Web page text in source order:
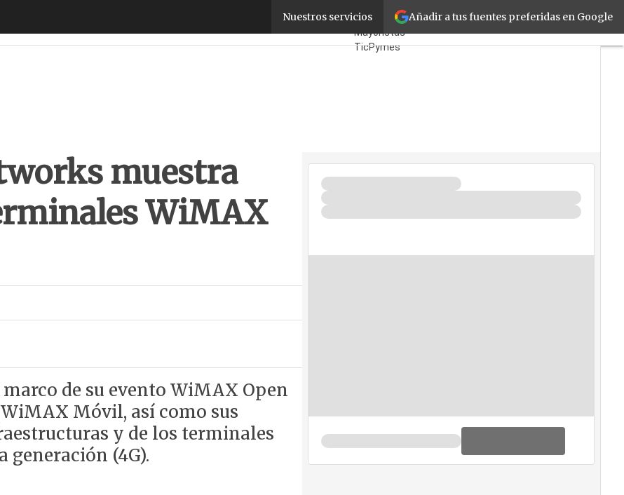
Añadir a tus fuentes preferidas en Google
Nuestros servicios
muestra sus soluciones y terminales WiMAX MóvilFabricantes
Mayoristas
TicPymes
muestra
WiMAX
de su evento WiMAX Open
Móvil, así como sus
y de los terminales
generación (4G).